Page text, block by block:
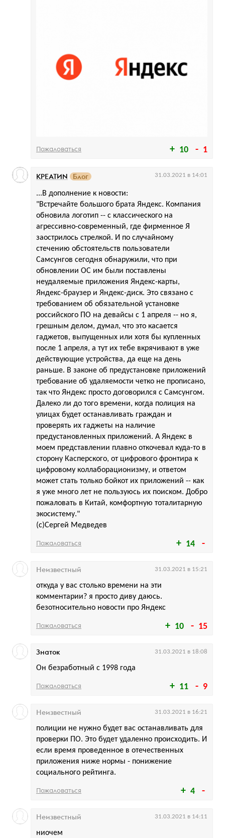
10 1
Пожаловаться
14
...В дополнение к новости:
"Встречайте большого брата Яндекс. Компания
обновила логотип -- с классического на
агрессивно-современный, где фирменное Я
заострилось стрелкой. И по случайному
стечению обстоятельств пользователи
Самсунгов сегодня обнаружили, что при
обновлении ОС им были поставлены
неудаляемые приложения Яндекс-карты,
Яндекс-браузер и Яндекс-диск. Это связано с
требованием об обязательной установке
российского ПО на девайсы с 1 апреля -- но я,
грешным делом, думал, что это касается
гаджетов, выпущенных или хотя бы купленных
после 1 апреля, а тут их тебе вкрячивают в уже
действующие устройства, да еще на день
раньше. В законе об предустановке приложений
требование об удаляемости четко не прописано,
так что Яндекс просто договорился с Самсунгом.
Далеко ли до того времени, когда полиция на
улицах будет останавливать граждан и
проверять их гаджеты на наличие
предустановленных приложений. А Яндекс в
моем представлении плавно откочевал куда-то в
сторону Касперского, от цифрового фронтира к
цифровому коллаборационизму, и ответом
может стать только бойкот их приложений -- как
я уже много лет не пользуюсь их поиском. Добро
пожаловать в Китай, комфортную тоталитарную
экосистему."
(с)Сергей Медведев
КРЕАТИN Блог 31.03.2021 в 14:01
Пожаловаться
10 15
откуда у вас столько времени на эти
комментарии? я просто диву даюсь.
безотносительно новости про Яндекс
Неизвестный 31.03.2021 в 15:21
Пожаловаться
11 9
Он безработный с 1998 года
Знаток 31.03.2021 в 18:08
Пожаловаться
4
полиции не нужно будет вас останавливать для
проверки ПО. Это будет удаленно происходить. И
если время проведенное в отечественных
приложения ниже нормы - понижение
социального рейтинга.
Неизвестный 31.03.2021 в 16:21
Пожаловаться
ниочем
Неизвестный 31.03.2021 в 14:11